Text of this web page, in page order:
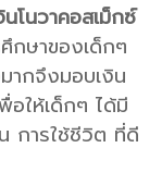
โนวาคอสเม็กซ์
กษาของเด็กๆ
ากจึงมอบเงิน
อให้เด็กๆ ได้มี
การใช้ชีวิต ที่ดี